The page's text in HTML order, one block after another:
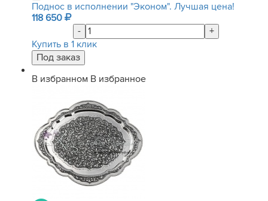
Поднос в исполнении "Эконом". Лучшая цена!
118 650
-
+
Купить в 1 клик
В избранном В избранное